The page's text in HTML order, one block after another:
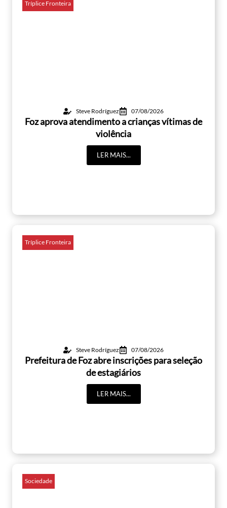
Tríplice Fronteira
Steve Rodríguez 07/08/2026
Foz aprova atendimento a crianças vítimas de
violência
LER MAIS...
Tríplice Fronteira
Steve Rodríguez 07/08/2026
Prefeitura de Foz abre inscrições para seleção
de estagiários
LER MAIS...
Sociedade